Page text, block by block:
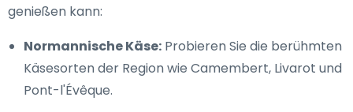
genießen kann:
Normannische Käse: Probieren Sie die berühmten
Käsesorten der Region wie Camembert, Livarot und
Pont-l'Évêque.